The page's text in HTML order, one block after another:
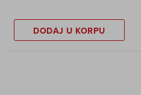
DODAJ U KORPU